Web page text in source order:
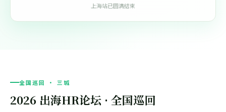
上海站已圆满结束
全国巡回 · 三城
2026 出海HR论坛 · 全国巡回